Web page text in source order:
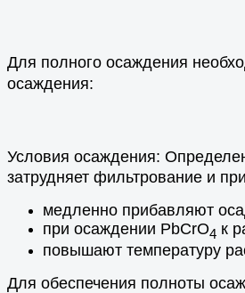
Для полного осаждения
осаждения:
Условия осаждения:
затрудняет фильтрование и
медленно прибавляют
при осаждении PbCrO4 к
повышают температуру
Для обеспечения полноты